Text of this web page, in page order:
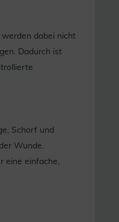
werden dabei nicht
Dadurch ist
Schorf und
Wunde.
eine einfache,